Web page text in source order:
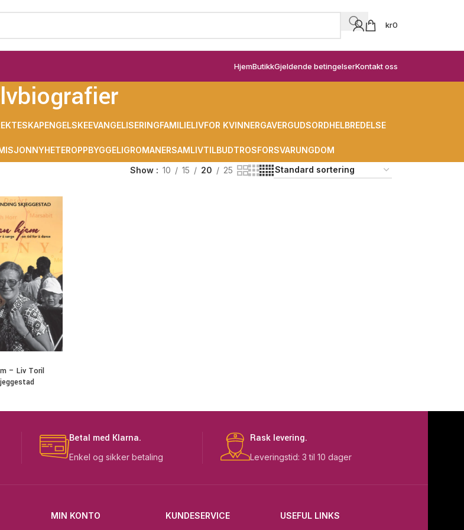
kr0
HjemButikkGjeldende betingelserKontakt oss
EKTESKAPENGELSKEEVANGELISERINGFAMILIELIVFOR KVINNERGAVERGUDSORDHELBREDELSE
NYHETEROPPBYGGELIGROMANERSAMLIVTILBUDTROSFORSVARUNGDOM
Show 10 15 20 25
– Liv Toril
Betal med Klarna.
Enkel og sikker betaling
Rask levering.
Leveringstid: 3 til 10 dager
MIN KONTO KUNDESERVICE USEFUL LINKS